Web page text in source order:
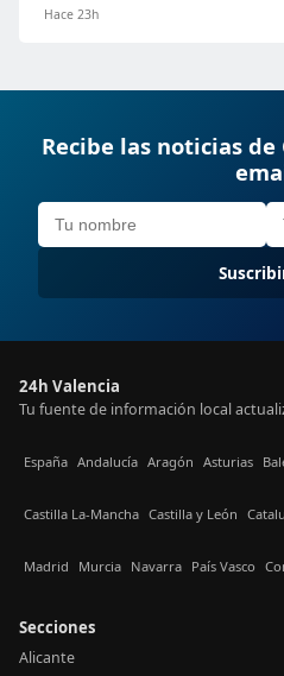
Hace 23h
Recibe las noticias
24h Valencia
Tu fuente de información local
España Andalucía Aragón Asturias
Castilla La-Mancha Castilla y León
Madrid Murcia Navarra País Vasco
Secciones
Alicante